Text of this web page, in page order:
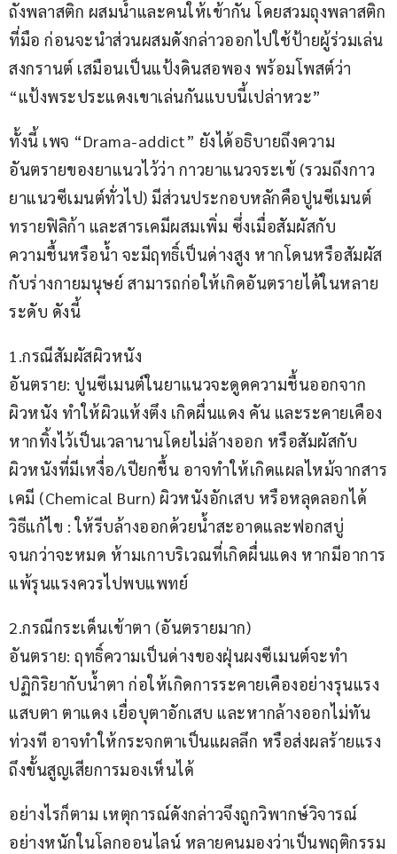
ถังพลาสติก ผสมน้ำและคนให้เข้ากัน โดยสวมถุงพลาสติก
ที่มือ ก่อนจะนำส่วนผสมดังกล่าวออกไปใช้ป้ายผู้ร่วมเล่น
สงกรานต์ เสมือนเป็นแป้งดินสอพอง พร้อมโพสต์ว่า
“แป้งพระประแดงเขาเล่นกันแบบนี้เปล่าหวะ”
ทั้งนี้ เพจ “Drama-addict” ยังได้อธิบายถึงความ
อันตรายของยาแนวไว้ว่า กาวยาแนวจระเข้ (รวมถึงกาว
ยาแนวซีเมนต์ทั่วไป) มีส่วนประกอบหลักคือปูนซีเมนต์
ทรายฟิลิก้า และสารเคมีผสมเพิ่ม ซึ่งเมื่อสัมผัสกับ
ความชื้นหรือน้ำ จะมีฤทธิ์เป็นด่างสูง หากโดนหรือสัมผัส
กับร่างกายมนุษย์ สามารถก่อให้เกิดอันตรายได้ในหลาย
ระดับ ดังนี้
1.กรณีสัมผัสผิวหนัง
อันตราย: ปูนซีเมนต์ในยาแนวจะดูดความชื้นออกจาก
ผิวหนัง ทำให้ผิวแห้งตึง เกิดผื่นแดง คัน และระคายเคือง
หากทิ้งไว้เป็นเวลานานโดยไม่ล้างออก หรือสัมผัสกับ
ผิวหนังที่มีเหงื่อ/เปียกชื้น อาจทำให้เกิดแผลไหม้จากสาร
เคมี (Chemical Burn) ผิวหนังอักเสบ หรือหลุดลอกได้
วิธีแก้ไข : ให้รีบล้างออกด้วยน้ำสะอาดและฟอกสบู่
จนกว่าจะหมด ห้ามเกาบริเวณที่เกิดผื่นแดง หากมีอาการ
แพ้รุนแรงควรไปพบแพทย์
2.กรณีกระเด็นเข้าตา (อันตรายมาก)
อันตราย: ฤทธิ์ความเป็นด่างของฝุ่นผงซีเมนต์จะทำ
ปฏิกิริยากับน้ำตา ก่อให้เกิดการระคายเคืองอย่างรุนแรง
แสบตา ตาแดง เยื่อบุตาอักเสบ และหากล้างออกไม่ทัน
ท่วงที อาจทำให้กระจกตาเป็นแผลลึก หรือส่งผลร้ายแรง
ถึงขั้นสูญเสียการมองเห็นได้
อย่างไรก็ตาม เหตุการณ์ดังกล่าวจึงถูกวิพากษ์วิจารณ์
อย่างหนักในโลกออนไลน์ หลายคนมองว่าเป็นพฤติกรรม